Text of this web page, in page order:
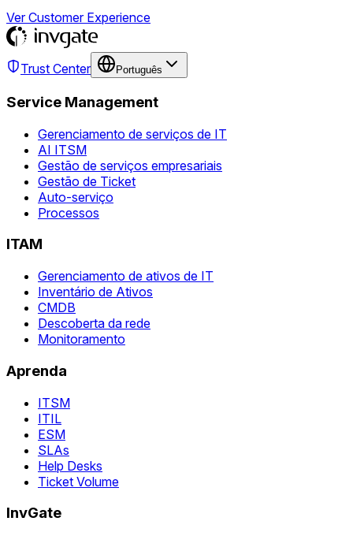
Ver Customer Experience
Trust Center Português
Service Management
Gerenciamento de serviços de IT
AI ITSM
Gestão de serviços empresariais
Gestão de Ticket
Auto-serviço
Processos
ITAM
Gerenciamento de ativos de IT
Inventário de Ativos
CMDB
Descoberta da rede
Monitoramento
Aprenda
ITSM
ITIL
ESM
SLAs
Help Desks
Ticket Volume
InvGate